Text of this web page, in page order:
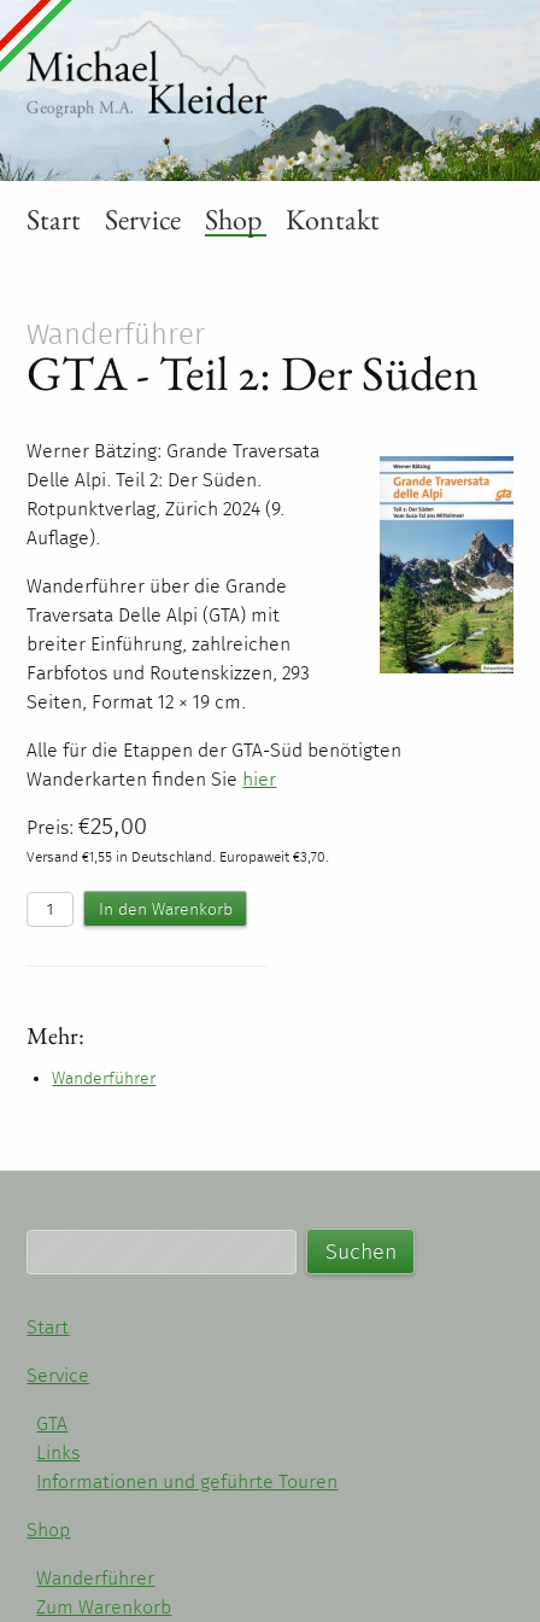
Start Service Shop Kontakt
Wanderführer
GTA - Teil 2: Der Süden
Werner Bätzing: Grande Traversata
Delle Alpi. Teil 2: Der Süden.
Rotpunktverlag, Zürich 2024 (9.
Auflage).
Wanderführer über die Grande
Traversata Delle Alpi (GTA) mit
breiter Einführung, zahlreichen
Farbfotos und Routenskizzen, 293
Seiten, Format 12 × 19 cm.
Alle für die Etappen der GTA-Süd benötigten
Wanderkarten finden Sie hier
Preis:€25,00
Versand €1,55 in Deutschland. Europaweit €3,70.
Mehr:
Wanderführer
Start
Service
GTA
Links
Informationen und geführte Touren
Shop
Wanderführer
Zum Warenkorb